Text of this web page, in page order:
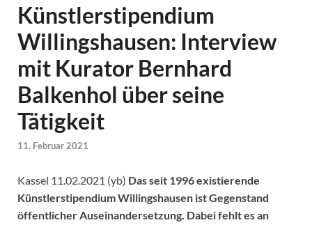
Künstlerstipendium
Willingshausen: Interview
mit Kurator Bernhard
Balkenhol über seine
Tätigkeit
11. Februar 2021
Kassel 11.02.2021 (yb) Das seit 1996 existierende
Künstlerstipendium Willingshausen ist Gegenstand
öffentlicher Auseinandersetzung. Dabei fehlt es an